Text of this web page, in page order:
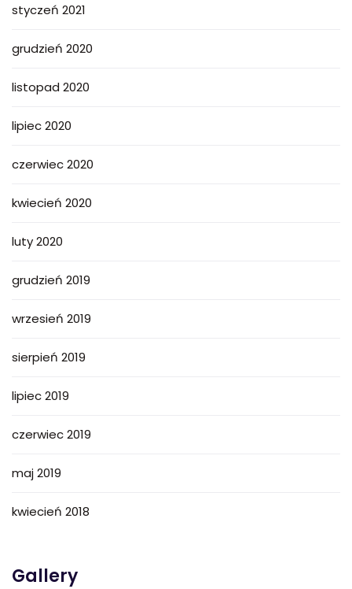
styczeń 2021
grudzień 2020
listopad 2020
lipiec 2020
czerwiec 2020
kwiecień 2020
luty 2020
grudzień 2019
wrzesień 2019
sierpień 2019
lipiec 2019
czerwiec 2019
maj 2019
kwiecień 2018
Gallery